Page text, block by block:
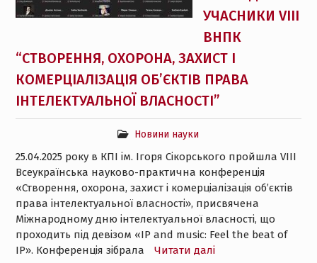
УЧАСНИКИ VIII
ВНПК
“СТВОРЕННЯ, ОХОРОНА, ЗАХИСТ І
КОМЕРЦІАЛІЗАЦІЯ ОБ’ЄКТІВ ПРАВА
ІНТЕЛЕКТУАЛЬНОЇ ВЛАСНОСТІ”
Новини науки
25.04.2025 року в КПІ ім. Ігоря Сікорського пройшла VІІІ
Всеукраїнська науково-практична конференція
«Створення, охорона, захист і комерціалізація об’єктів
права інтелектуальної власності», присвячена
Міжнародному дню інтелектуальної власності, що
проходить під девізом «IP and music: Feel the beat of
IP». Конференція зібрала
Читати далі